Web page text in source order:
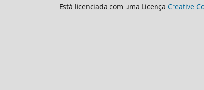
Está licenciada com uma Licença Creative